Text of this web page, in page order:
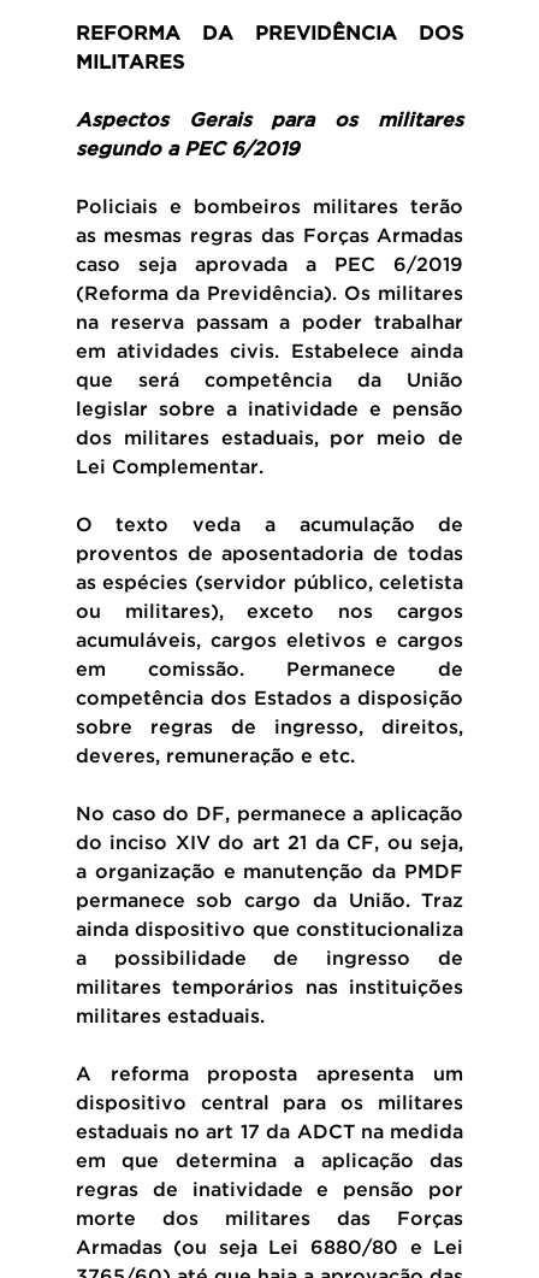
REFORMA DA PREVIDÊNCIA DOS
MILITARES
Aspectos Gerais para os militares
segundo a PEC 6/2019
Policiais e bombeiros militares terão
as mesmas regras das Forças Armadas
caso seja aprovada a PEC 6/2019
(Reforma da Previdência). Os militares
na reserva passam a poder trabalhar
em atividades civis. Estabelece ainda
que será competência da União
legislar sobre a inatividade e pensão
dos militares estaduais, por meio de
Lei Complementar.
O texto veda a acumulação de
proventos de aposentadoria de todas
as espécies (servidor público, celetista
ou militares), exceto nos cargos
acumuláveis, cargos eletivos e cargos
em comissão. Permanece de
competência dos Estados a disposição
sobre regras de ingresso, direitos,
deveres, remuneração e etc.
No caso do DF, permanece a aplicação
do inciso XIV do art 21 da CF, ou seja,
a organização e manutenção da PMDF
permanece sob cargo da União. Traz
ainda dispositivo que constitucionaliza
a possibilidade de ingresso de
militares temporários nas instituições
militares estaduais.
A reforma proposta apresenta um
dispositivo central para os militares
estaduais no art 17 da ADCT na medida
em que determina a aplicação das
regras de inatividade e pensão por
morte dos militares das Forças
Armadas (ou seja Lei 6880/80 e Lei